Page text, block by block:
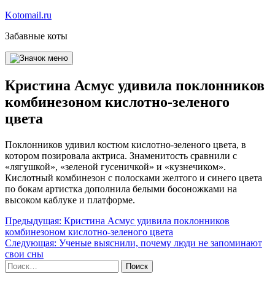
Перейти
содержимому
Kotomail.ru
Забавные коты
Кристина Асмус удивила поклонников
комбинезоном кислотно-зеленого
цвета
Поклонников удивил костюм кислотно-зеленого цвета, в
котором позировала актриса. Знаменитость сравнили с
«лягушкой», «зеленой гусеничкой» и «кузнечиком».
Кислотный комбинезон с полосками желтого и синего цвета
по бокам артистка дополнила белыми босоножками на
высоком каблуке и платформе.
Навигация
по
записям
Предыдущая: Кристина Асмус удивила поклонников
комбинезоном кислотно-зеленого цвета
Следующая: Ученые выяснили, почему люди не запоминают
свои сны
Найти: